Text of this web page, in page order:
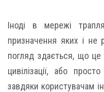
Іноді в мережі
призначення яких і не
погляд здається, що це
цивілізації, або
завдяки користувачам